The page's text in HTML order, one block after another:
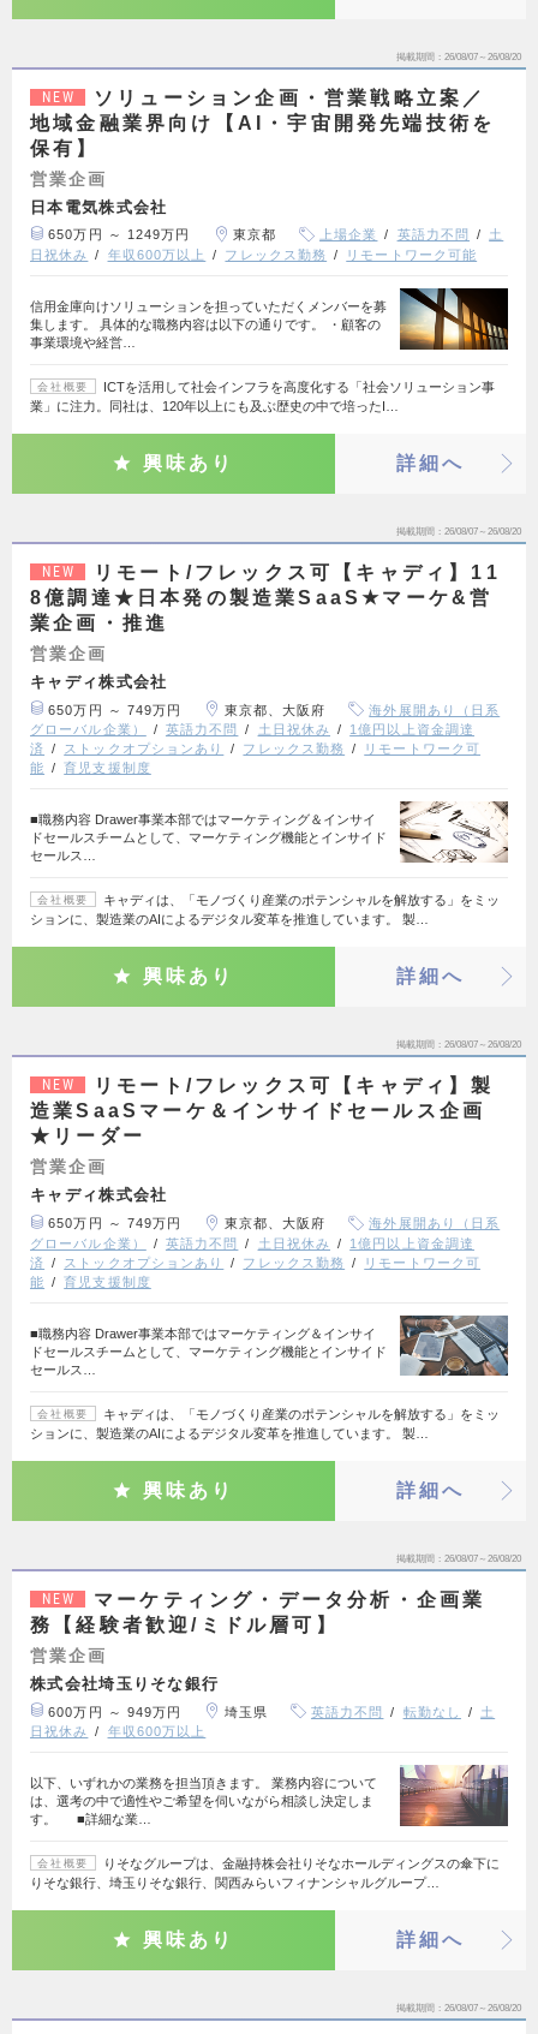
掲載期間 26/08/07～26/08/20
NEW
ソリューション企画・営業戦略立案／
地域金融業界向け【AI・宇宙開発先端技術を
保有】
営業企画
日本電気株式会社
650万円 ～ 1249万円 東京都 上場企業 英語力不問
土
日祝休み
年収600万以上 フレックス勤務 リモートワーク可能
信用金庫向けソリューションを担っていただくメンバーを募
集します。 具体的な職務内容は以下の通りです。 ・顧客の
事業環境や経営…
会社概要
ICTを活用して社会インフラを高度化する「社会ソリューション事
業」に注力。同社は、120年以上にも及ぶ歴史の中で培ったI…
興味あり 詳細へ
掲載期間 26/08/07～26/08/20
NEW
リモート/フレックス可【キャディ】11
8億調達★日本発の製造業SaaS★マーケ&営
業企画・推進
営業企画
キャディ株式会社
650万円 ～ 749万円 東京都、大阪府
海外展開あり（日系
グローバル企業）
英語力不問 土日祝休み
1億円以上資金調達
済
ストックオプションあり フレックス勤務
リモートワーク可
能
育児支援制度
■職務内容 Drawer事業本部ではマーケティング＆インサイ
ドセールスチームとして、マーケティング機能とインサイド
セールス…
会社概要
キャディは、「モノづくり産業のポテンシャルを解放する」をミッ
ションに、製造業のAIによるデジタル変革を推進しています。 製…
興味あり 詳細へ
掲載期間 26/08/07～26/08/20
NEW
リモート/フレックス可【キャディ】製
造業SaaSマーケ＆インサイドセールス企画
★リーダー
営業企画
キャディ株式会社
650万円 ～ 749万円 東京都、大阪府
海外展開あり（日系
グローバル企業）
英語力不問 土日祝休み
1億円以上資金調達
済
ストックオプションあり フレックス勤務
リモートワーク可
能
育児支援制度
■職務内容 Drawer事業本部ではマーケティング＆インサイ
ドセールスチームとして、マーケティング機能とインサイド
セールス…
会社概要
キャディは、「モノづくり産業のポテンシャルを解放する」をミッ
ションに、製造業のAIによるデジタル変革を推進しています。 製…
興味あり 詳細へ
掲載期間 26/08/07～26/08/20
NEW
マーケティング・データ分析・企画業
務【経験者歓迎/ミドル層可】
営業企画
株式会社埼玉りそな銀行
600万円 ～ 949万円 埼玉県 英語力不問 転勤なし
土
日祝休み
年収600万以上
以下、いずれかの業務を担当頂きます。 業務内容について
は、選考の中で適性やご希望を伺いながら相談し決定しま
す。 ■詳細な業…
会社概要
りそなグループは、金融持株会社りそなホールディングスの傘下に
りそな銀行、埼玉りそな銀行、関西みらいフィナンシャルグループ…
興味あり 詳細へ
掲載期間 26/08/07～26/08/20